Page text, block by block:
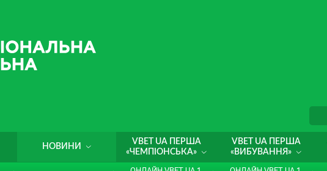
НОВИНИ
VBET UA ПЕРША
«ЧЕМПІОНСЬКА»
VBET UA ПЕРША
«ВИБУВАННЯ»